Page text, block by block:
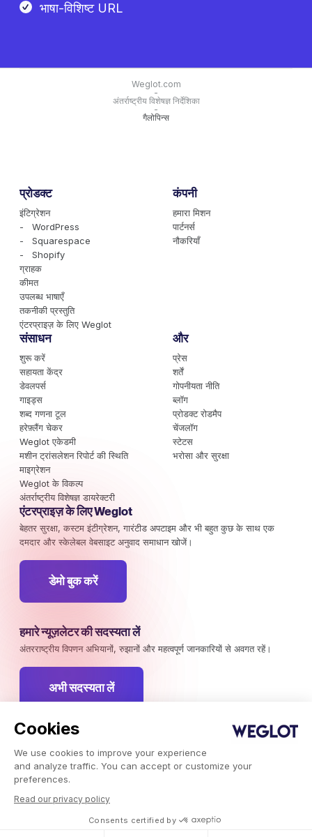
Cookies
We use cookies to improve your experience
and analyze traffic. You can accept or customize your
preferences.
Read our privacy policy
Consents certified by
भाषा-विशिष्ट URL
Weglot.com
-
अंतर्राष्ट्रीय विशेषज्ञ निर्देशिका
-
गैलोपिन्स
प्रोडक्ट
इंटिग्रेशन
- WordPress
- Squarespace
- Shopify
ग्राहक
कीमत
उपलब्ध भाषाएँ
तकनीकी प्रस्तुति
एंटरप्राइज़ के लिए Weglot
कंपनी
हमारा मिशन
पार्टनर्स
नौकरियाँ
संसाधन
शुरू करें
सहायता केंद्र
डेवलपर्स
गाइड्स
शब्द गणना टूल
हरेफ़्लैंग चेकर
Weglot एकेडमी
मशीन ट्रांसलेशन रिपोर्ट की स्थिति
माइग्रेशन
Weglot के विकल्प
अंतर्राष्ट्रीय विशेषज्ञ डायरेक्टरी
और
प्रेस
शर्तें
गोपनीयता नीति
ब्लॉग
प्रोडक्ट रोडमैप
चेंजलॉग
स्टेटस
भरोसा और सुरक्षा
एंटरप्राइज़ के लिए Weglot
बेहतर सुरक्षा, कस्टम इंटीग्रेशन, गारंटीड अपटाइम और भी बहुत कुछ के साथ एक
दमदार और स्केलेबल वेबसाइट अनुवाद समाधान खोजें।
डेमो बुक करें
हमारे न्यूज़लेटर की सदस्यता लें
अंतरराष्ट्रीय विपणन अभियानों, रुझानों और महत्वपूर्ण जानकारियों से अवगत रहें।
अभी सदस्यता लें
Weglot © 2026, अनुवाद एक सेवा के रूप में।
कॉपीराइट © 2026 Weglot सर्वाधिकार सुरक्षित।